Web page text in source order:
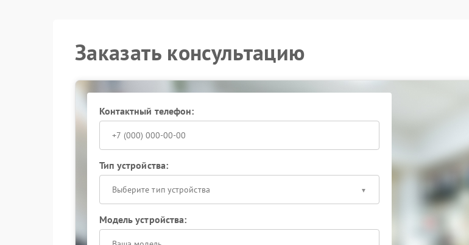
Заказать консультацию
Контактный телефон:
Тип устройства:
Выберите тип устройства
Модель устройства: